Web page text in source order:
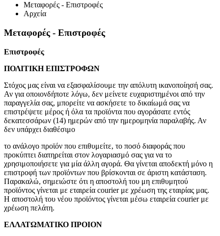
Μεταφορές - Επιστροφές
Αρχεία
Μεταφορές - Επιστροφές
Επιστροφές
ΠΟΛΙΤΙΚΗ ΕΠΙΣΤΡΟΦΩΝ
Στόχος μας είναι να εξασφαλίσουμε την απόλυτη ικανοποίησή σας.
Αν για οποιονδήποτε λόγω, δεν μείνετε ευχαριστημένοι από την
παραγγελία σας, μπορείτε να ασκήσετε το δικαίωμά σας να
επιστρέψετε μέρος ή όλα τα προϊόντα που αγοράσατε εντός
δεκατεσσάρων (14) ημερών από την ημερομηνία παραλαβής. Αν
δεν υπάρχει διαθέσιμο
το ανάλογο προϊόν που επιθυμείτε, το ποσό διαφοράς που
προκύπτει διατηρείται στον λογαριασμό σας για να το
χρησιμοποιήσετε για μία άλλη αγορά. Θα γίνεται αποδεκτή μόνο η
επιστροφή των προϊόντων που βρίσκονται σε άριστη κατάσταση.
Παρακαλώ, σημειώστε ότι η αποστολή του μη επιθυμητού
προϊόντος γίνεται με εταιρεία courier με χρέωση της εταιρίας μας.
Η αποστολή του νέου προϊόντος γίνεται μέσω εταιρεία courier με
χρέωση πελάτη.
ΕΛΛΑΤΩΜΑΤΙΚΟ ΠΡΟΙΟΝ